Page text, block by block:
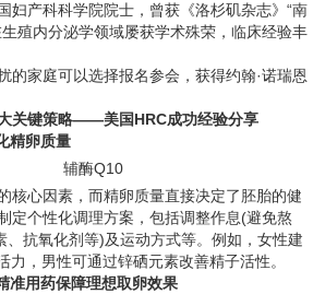
妇产科科学院院士，曾获《洛杉矶杂志》“南
殖内分泌学领域屡获学术殊荣，临床经验丰
的家庭可以选择报名参会，获得约翰·诺瑞恩
关键策略——美国HRC成功经验分享
精卵质量
核心因素，而精卵质量直接决定了胚胎的健
定个性化调理方案，包括调整作息(避免熬
、抗氧化剂等)及运动方式等。例如，女性建
力，男性可通过锌硒元素改善精子活性。
准用药保障理想取卵效果